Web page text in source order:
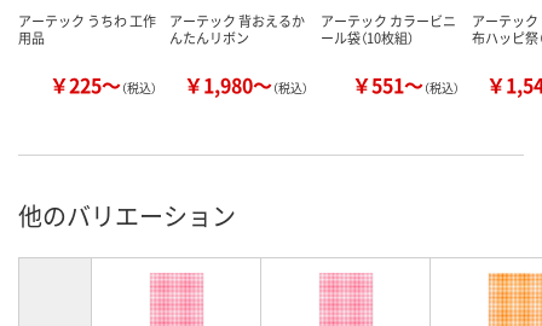
アーテック うちわ 工作
用品
￥225～（税込）
アーテック 背おえるか
んたんリボン
￥1,980～（税込）
アーテック カラービニ
ール袋（10枚組）
￥551～（税込）
アーテッ
布ハッピ祭
￥
他のバリエーション